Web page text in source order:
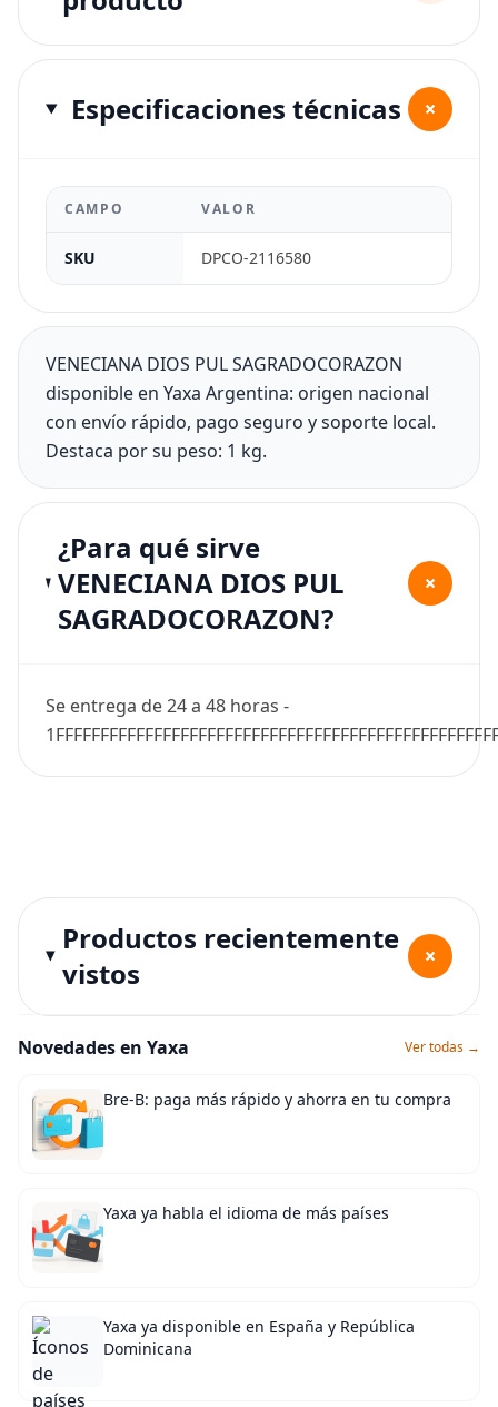
Especificaciones técnicas +
CAMPO VALOR
SKU DPCO-2116580
VENECIANA DIOS PUL SAGRADOCORAZON
disponible en Yaxa Argentina: origen nacional
con envío rápido, pago seguro y soporte local.
Destaca por su peso: 1 kg.
¿Para qué sirve
VENECIANA DIOS PUL
SAGRADOCORAZON?
+
Se entrega de 24 a 48 horas -
Productos recientemente
vistos
+
Novedades en Yaxa Ver todas →
Bre-B: paga más rápido y ahorra en tu compra
Yaxa ya habla el idioma de más países
Yaxa ya disponible en España y República
Dominicana